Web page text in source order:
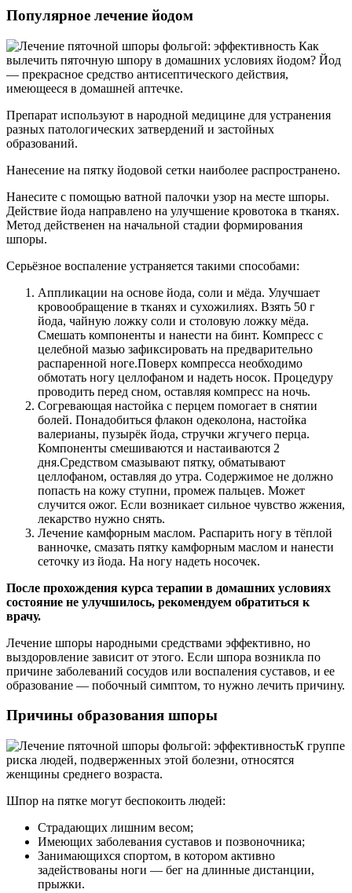
Популярное лечение йодом
Как
вылечить пяточную шпору в домашних условиях йодом? Йод
— прекрасное средство антисептического действия,
имеющееся в домашней аптечке.
Препарат используют в народной медицине для устранения
разных патологических затвердений и застойных
образований.
Нанесение на пятку йодовой сетки наиболее распространено.
Нанесите с помощью ватной палочки узор на месте шпоры.
Действие йода направлено на улучшение кровотока в тканях.
Метод действенен на начальной стадии формирования
шпоры.
Серьёзное воспаление устраняется такими способами:
Аппликации на основе йода, соли и мёда. Улучшает
кровообращение в тканях и сухожилиях. Взять 50 г
йода, чайную ложку соли и столовую ложку мёда.
Смешать компоненты и нанести на бинт. Компресс с
целебной мазью зафиксировать на предварительно
распаренной ноге.Поверх компресса необходимо
обмотать ногу целлофаном и надеть носок. Процедуру
проводить перед сном, оставляя компресс на ночь.
Согревающая настойка с перцем помогает в снятии
болей. Понадобиться флакон одеколона, настойка
валерианы, пузырёк йода, стручки жгучего перца.
Компоненты смешиваются и настаиваются 2
дня.Средством смазывают пятку, обматывают
целлофаном, оставляя до утра. Содержимое не должно
попасть на кожу ступни, промеж пальцев. Может
случится ожог. Если возникает сильное чувство жжения,
лекарство нужно снять.
Лечение камфорным маслом. Распарить ногу в тёплой
ванночке, смазать пятку камфорным маслом и нанести
сеточку из йода. На ногу надеть носочек.
После прохождения курса терапии в домашних условиях
состояние не улучшилось, рекомендуем обратиться к
врачу.
Лечение шпоры народными средствами эффективно, но
выздоровление зависит от этого. Если шпора возникла по
причине заболеваний сосудов или воспаления суставов, и ее
образование — побочный симптом, то нужно лечить причину.
Причины образования шпоры
К группе
риска людей, подверженных этой болезни, относятся
женщины среднего возраста.
Шпор на пятке могут беспокоить людей:
Страдающих лишним весом;
Имеющих заболевания суставов и позвоночника;
Занимающихся спортом, в котором активно
задействованы ноги — бег на длинные дистанции,
прыжки.